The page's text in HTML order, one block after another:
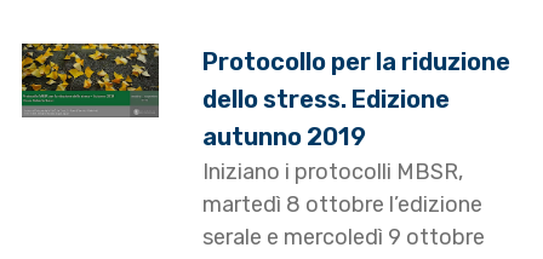
Protocollo per la riduzione
dello stress. Edizione
autunno 2019
Iniziano i protocolli MBSR,
martedì 8 ottobre l’edizione
serale e mercoledì 9 ottobre